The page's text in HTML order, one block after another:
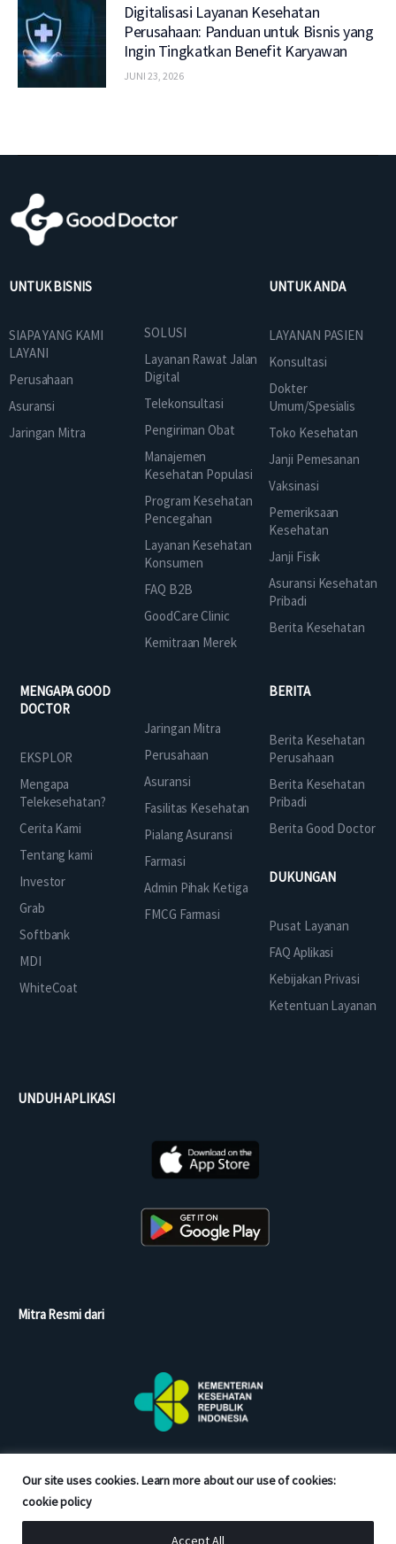
Our site uses cookies. Learn more about our use of cookies:
cookie policy
Accept All
Digitalisasi Layanan Kesehatan
Perusahaan: Panduan untuk Bisnis yang
Ingin Tingkatkan Benefit Karyawan
JUNI 23, 2026
UNTUK BISNIS
SIAPA YANG KAMI
LAYANI
Perusahaan
Asuransi
Jaringan Mitra
SOLUSI
Layanan Rawat Jalan
Digital
Telekonsultasi
Pengiriman Obat
Manajemen
Kesehatan Populasi
Program Kesehatan
Pencegahan
Layanan Kesehatan
Konsumen
FAQ B2B
GoodCare Clinic
Kemitraan Merek
UNTUK ANDA
LAYANAN PASIEN
Konsultasi
Dokter
Umum/Spesialis
Toko Kesehatan
Janji Pemesanan
Vaksinasi
Pemeriksaan
Kesehatan
Janji Fisik
Asuransi Kesehatan
Pribadi
Berita Kesehatan
MENGAPA GOOD
DOCTOR
EKSPLOR
Mengapa
Telekesehatan?
Cerita Kami
Tentang kami
Investor
Grab
Softbank
MDI
WhiteCoat
Jaringan Mitra
Perusahaan
Asuransi
Fasilitas Kesehatan
Pialang Asuransi
Farmasi
Admin Pihak Ketiga
FMCG Farmasi
BERITA
Berita Kesehatan
Perusahaan
Berita Kesehatan
Pribadi
Berita Good Doctor
DUKUNGAN
Pusat Layanan
FAQ Aplikasi
Kebijakan Privasi
Ketentuan Layanan
UNDUH APLIKASI
Mitra Resmi dari